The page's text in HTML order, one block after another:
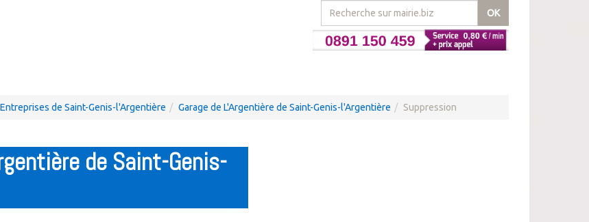
OK
Entreprises de Saint-Genis-l'Argentière Garage de L'Argentière de Saint-Genis-l'Argentière Suppression
de Saint-Genis-